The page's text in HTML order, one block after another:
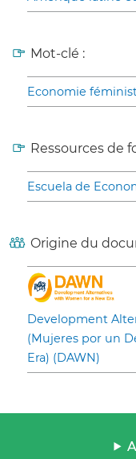
Mot-clé :
Economie
Ressources de
Escuela de
Origine du
Development
(Mujeres por un
Era) (DAWN)